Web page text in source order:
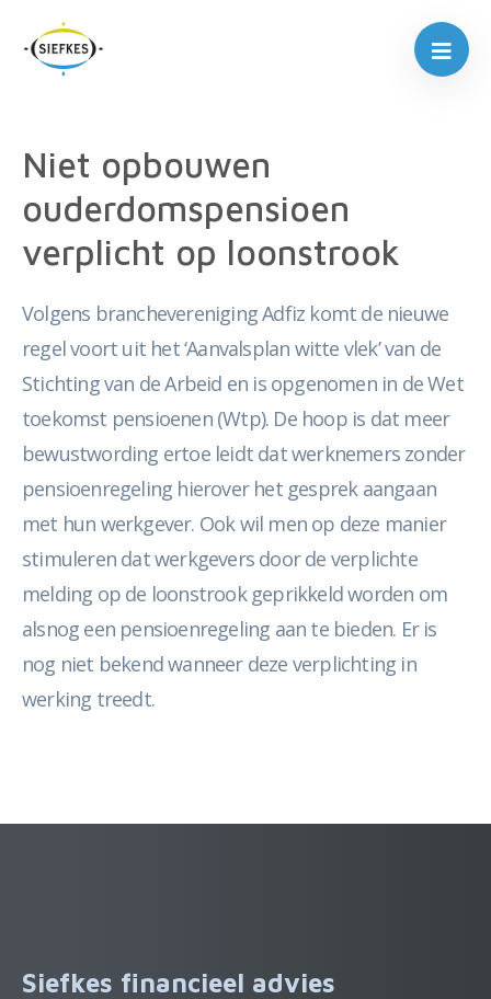
Niet opbouwen
ouderdomspensioen
verplicht op loonstrook
Volgens branchevereniging Adfiz komt de nieuwe
regel voort uit het ‘Aanvalsplan witte vlek’ van de
Stichting van de Arbeid en is opgenomen in de Wet
toekomst pensioenen (Wtp). De hoop is dat meer
bewustwording ertoe leidt dat werknemers zonder
pensioenregeling hierover het gesprek aangaan
met hun werkgever. Ook wil men op deze manier
stimuleren dat werkgevers door de verplichte
melding op de loonstrook geprikkeld worden om
alsnog een pensioenregeling aan te bieden. Er is
nog niet bekend wanneer deze verplichting in
werking treedt.
Siefkes financieel advies